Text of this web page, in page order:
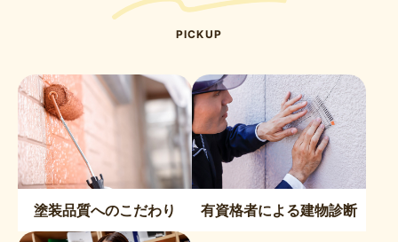
PICKUP
塗装品質へのこだわり 有資格者による建物診断